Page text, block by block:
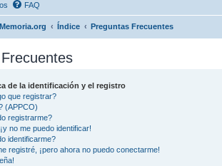
FAQ
Índice Preguntas Frecuentes
de la identificación y el registro
que registrar?
(APPCO)
registrarme?
no me puedo identificar!
identificarme?
registré, ¡pero ahora no puedo conectarme!